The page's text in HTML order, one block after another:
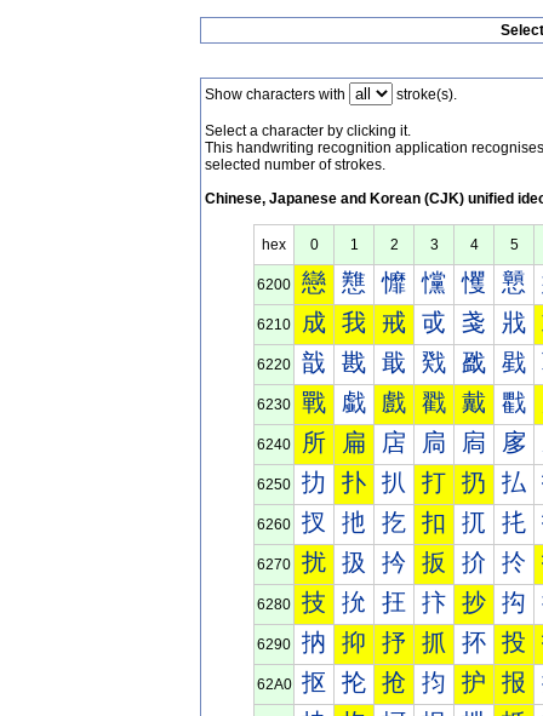
Show characters with stroke(s).
Select a character by clicking it.
This handwriting recognition application
selected number of strokes.
Chinese, Japanese and Korean (CJK) unified
hex 0 1 2 3 4 5
6200 戀 戁 戂 戃 戄 戅
6210 成 我 戒 戓 戔 戕
6220 戠 戡 戢 戣 戤 戥
6230 戰 戱 戲 戳 戴 戵
6240 所 扁 扂 扃 扄 扅
6250 扐 扑 扒 打 扔 払
6260 扠 扡 扢 扣 扤 扥
6270 扰 扱 扲 扳 扴 扵
6280 技 抁 抂 抃 抄 抅
6290 抐 抑 抒 抓 抔 投
62A0 抠 抡 抢 抣 护 报